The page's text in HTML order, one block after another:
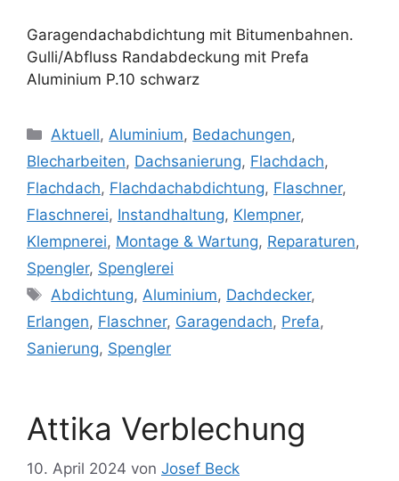
Garagendachabdichtung mit Bitumenbahnen.
Gulli/Abfluss Randabdeckung mit Prefa
Aluminium P.10 schwarz
Kategorien
Aktuell,Aluminium, Bedachungen,
Blecharbeiten, Dachsanierung, Flachdach,
Flachdach, Flachdachabdichtung, Flaschner,
Flaschnerei, Instandhaltung, Klempner,
Klempnerei, Montage & Wartung, Reparaturen,
Spengler, Spenglerei
Schlagwörter
Abdichtung,Aluminium, Dachdecker,
Erlangen, Flaschner, Garagendach, Prefa,
Sanierung, Spengler
Attika Verblechung
10. April 2024 von Josef Beck